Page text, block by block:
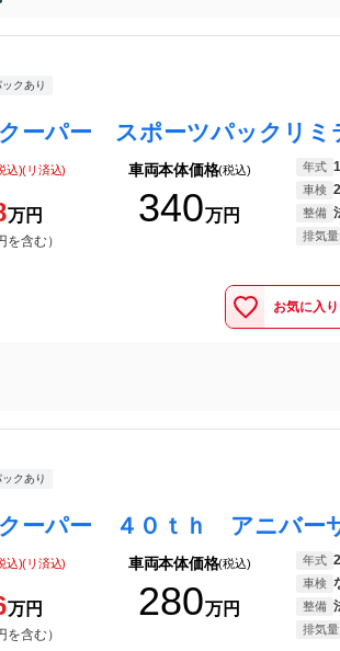
クあり
込)(リ済込)
万円
を含む）
車両本体価格(税込)
340万円
年式
車検
整備
排気量
お気に入り
クあり
込)(リ済込)
万円
を含む）
車両本体価格(税込)
280万円
年式
車検
整備
排気量